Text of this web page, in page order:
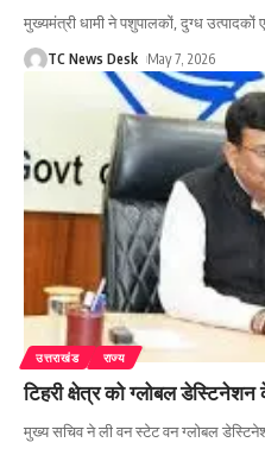
मुख्यमंत्री धामी ने पशुपालकों, दुग्ध
TC News Desk May 7, 2026
उत्तराखंड राज्य
टिहरी क्षेत्र को ग्लोबल
मुख्य सचिव ने ली वन स्टेट वन ग्लोबल